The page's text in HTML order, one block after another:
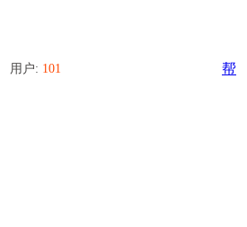
用户: 101
帮